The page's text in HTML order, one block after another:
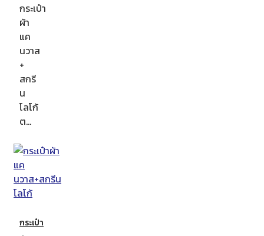
กระเป๋า
ผ้า
แค
นวาส
+
สกรี
น
โลโก้
ต…
กระเป๋า